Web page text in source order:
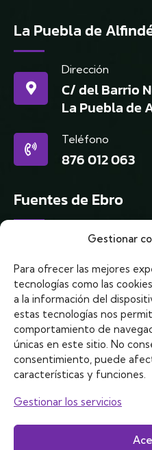
Gestionar
Para ofrecer las mejores
tecnologías como las
a la información del
estas tecnologías nos
comportamiento de
únicas en este sitio. No
consentimiento, puede
características y funciones.
Gestionar los servicios
La Puebla de
Dirección
C/ del Barrio
La Puebla de
Teléfono
876 012 063
Fuentes de Ebro
Dirección
Plaza de la
Fuentes de
Teléfono
976 367 329/